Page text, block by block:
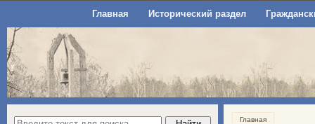
Главная Исторический раздел
Главная